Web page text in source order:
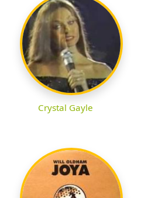
Crystal Gayle